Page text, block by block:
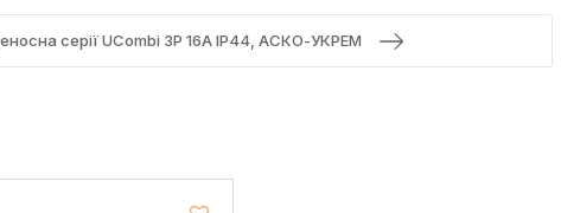
серії UСombi 3P 16A IP44, АСКО-УКРЕМ